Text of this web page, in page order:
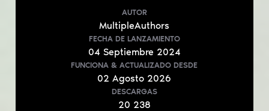
AUTOR
MultipleAuthors
FECHA DE LANZAMIENTO
04 Septiembre 2024
FUNCIONA & ACTUALIZADO DESDE
02Agosto 2026
DESCARGAS
20 238